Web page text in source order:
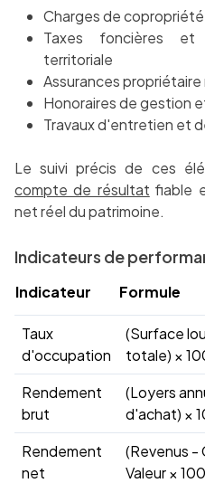
Charges de
Taxes foncières et
territoriale
Assurances
Honoraires de gestion
Travaux d'entretien et
Le suivi précis de ces
compte de résultat fiable
net réel du patrimoine.
Indicateurs de
Indicateur Formule
Taux
d'occupation
(Surface
totale) ×
Rendement
brut
(Loyers
d'achat) ×
Rendement
net
(Revenus -
Valeur × 100